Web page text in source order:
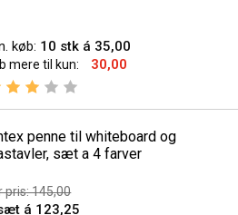
køb: 10 stk á 35,00
mere til kun: 30,00
penne til whiteboard og
sæt a 4 farver
pris: 145,00
á 123,25